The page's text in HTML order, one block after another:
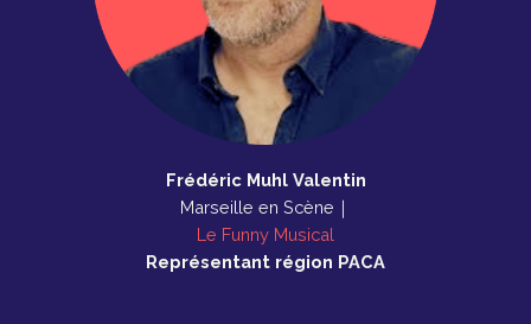
Frédéric Muhl Valentin
Marseille en Scène｜
Le Funny Musical
Représentant région PACA